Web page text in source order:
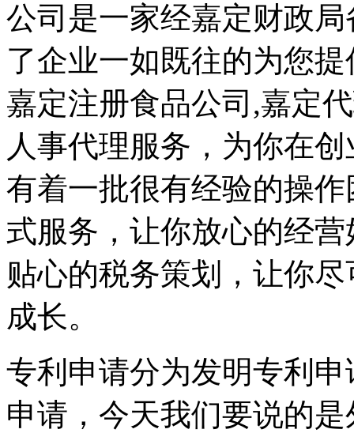
公司是一家经嘉定财政
了企业一如既往的为您
嘉定注册食品公司,嘉定
人事代理服务，为你在
有着一批很有经验的操
式服务，让你放心的经
贴心的税务策划，让你
成长。
专利申请分为发明专利
申请，今天我们要说的